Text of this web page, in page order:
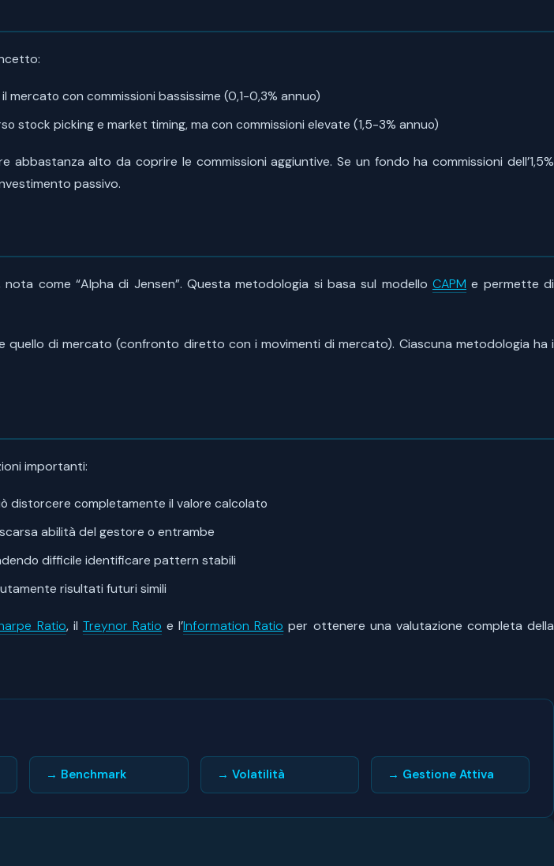
con commissioni bassissime (0,1-0,3% annuo)
stock picking e market timing, ma con commissioni elevate (1,5-3% annuo)
alto da coprire le commissioni aggiuntive. Se un fondo ha commissioni dell’1,5%
passivo.
nota come “Alpha di Jensen”. Questa metodologia si basa sul modello CAPM e permette di
di mercato (confronto diretto con i movimenti di mercato). Ciascuna metodologia ha i
importanti:
distorcere completamente il valore calcolato
abilità del gestore o entrambe
difficile identificare pattern stabili
risultati futuri simili
Ratio, il Treynor Ratio e l’Information Ratio per ottenere una valutazione completa della
→ Benchmark → Volatilità → Gestione Attiva